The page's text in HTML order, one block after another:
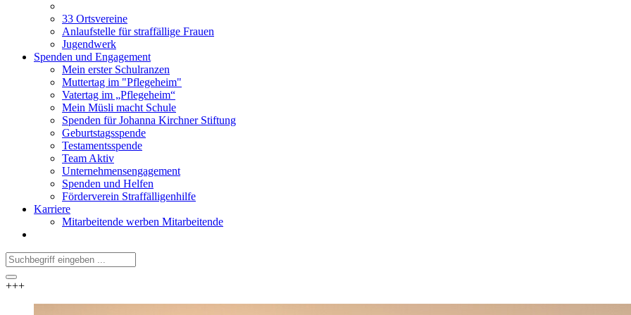
33 Ortsvereine
Anlaufstelle für straffällige Frauen
Jugendwerk
Spenden und Engagement
Mein erster Schulranzen
Muttertag im "Pflegeheim"
Vatertag im „Pflegeheim“
Mein Müsli macht Schule
Spenden für Johanna Kirchner Stiftung
Geburtstagsspende
Testamentsspende
Team Aktiv
Unternehmensengagement
Spenden und Helfen
Förderverein Straffälligenhilfe
Karriere
Mitarbeitende werben Mitarbeitende
+++